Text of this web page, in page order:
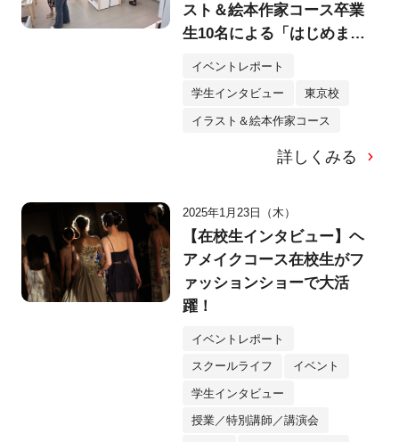
スト＆絵本作家コース卒業
生10名による「はじめまし
イベントレポート
学生インタビュー 東京校
イラスト＆絵本作家コース
詳しくみる
2025年1月23日（木）
【在校生インタビュー】ヘ
アメイクコース在校生がフ
ァッションショーで大活
躍！
イベントレポート
スクールライフ イベント
学生インタビュー
授業／特別講師／講演会